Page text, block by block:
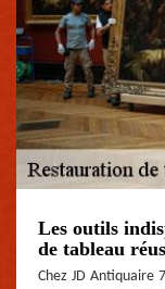
Les outils
de tableau
Chez JD Antiquaire